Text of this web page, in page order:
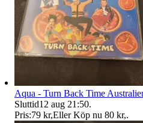
Aqua - Turn Back Time
Sluttid12 aug 21:50.
Pris:79 kr,Eller Köp nu 80 kr,.